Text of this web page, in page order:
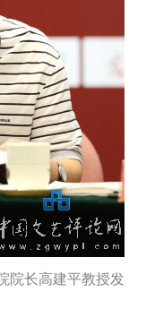
院长高建平教授发